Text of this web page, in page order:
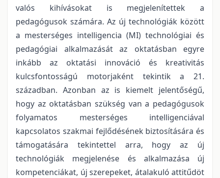
valós kihívásokat is megjelenítettek a
pedagógusok számára. Az új technológiák között
a mesterséges intelligencia (MI) technológiai és
pedagógiai alkalmazását az oktatásban egyre
inkább az oktatási innováció és kreativitás
kulcsfontosságú motorjaként tekintik a 21.
században. Azonban az is kiemelt jelentőségű,
hogy az oktatásban szükség van a pedagógusok
folyamatos mesterséges intelligenciával
kapcsolatos szakmai fejlődésének biztosítására és
támogatására tekintettel arra, hogy az új
technológiák megjelenése és alkalmazása új
kompetenciákat, új szerepeket, átalakuló attitűdöt